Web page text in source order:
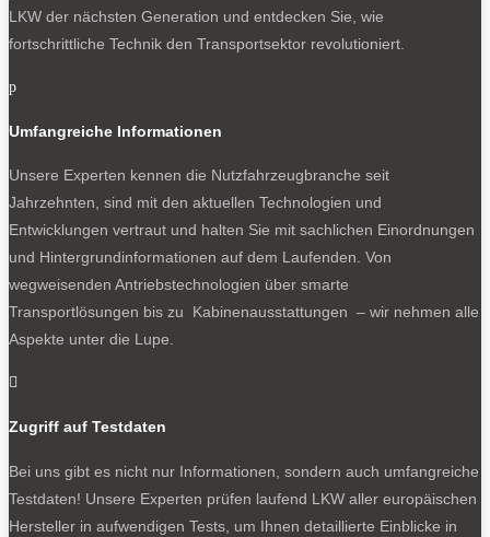
LKW der nächsten Generation und entdecken Sie, wie
fortschrittliche Technik den Transportsektor revolutioniert.
p
Umfangreiche Informationen
Unsere Experten kennen die Nutzfahrzeugbranche seit
Jahrzehnten, sind mit den aktuellen Technologien und
Entwicklungen vertraut und halten Sie mit sachlichen Einordnungen
und Hintergrundinformationen auf dem Laufenden. Von
wegweisenden Antriebstechnologien über smarte
Transportlösungen bis zu Kabinenausstattungen – wir nehmen alle
Aspekte unter die Lupe.

Zugriff auf Testdaten
Bei uns gibt es nicht nur Informationen, sondern auch umfangreiche
Testdaten! Unsere Experten prüfen laufend LKW aller europäischen
Hersteller in aufwendigen Tests, um Ihnen detaillierte Einblicke in